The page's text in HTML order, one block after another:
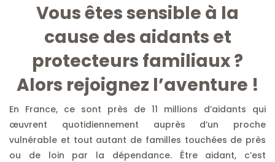
Vous êtes sensible à la
cause des aidants et
protecteurs familiaux ?
Alors rejoignez l’aventure !
En France, ce sont près de 11 millions d’aidants qui
œuvrent quotidiennement auprès d’un proche
vulnérable et tout autant de familles touchées de près
ou de loin par la dépendance. Être aidant, c’est